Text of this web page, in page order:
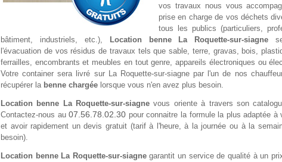
vos travaux nous vous
prise en charge de vos déchets
tous les publics (particuliers,
bâtiment, industriels, etc.),
Location benne La Roquette-sur-siagne
l'évacuation de vos résidus de travaux tels que sable, terre, gravas, bois,
ferrailles, encombrants et meubles en tout genre, appareils électroniques ou
Votre container sera livré sur La Roquette-sur-siagne par l'un de nos
récupérer la benne chargée lorsque vous n'en avez plus besoin.
Location benne La Roquette-sur-siagne vous oriente à travers son
Contactez-nous au07.56.78.02.30 pour connaitre la formule la plus adaptée à
et avoir rapidement un devis gratuit (tarif à l'heure, à la journée ou à la
besoin).
Location benne La Roquette-sur-siagnegarantit un service de qualité à un